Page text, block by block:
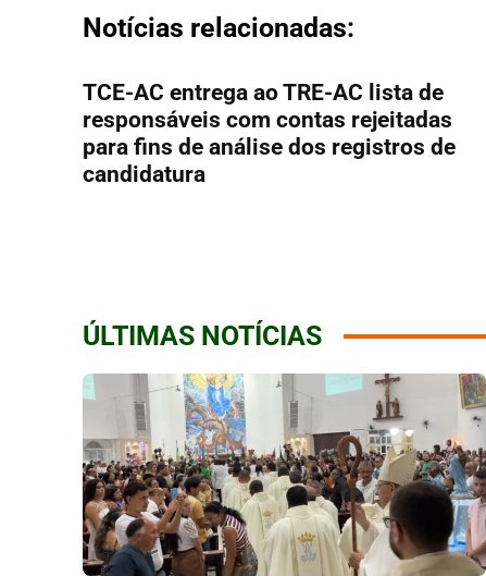
Notícias relacionadas:
TCE-AC entrega ao TRE-AC lista de
responsáveis com contas rejeitadas
para fins de análise dos registros de
candidatura
ÚLTIMAS NOTÍCIAS